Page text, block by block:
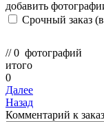
добавить
Срочный заказ
// 0 фотографий
итого
0
Далее
Назад
Комментарий к